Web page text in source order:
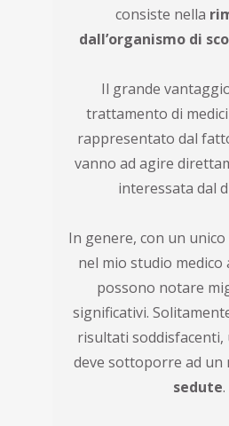
consiste nella
dall’organismo di
Il grande
trattamento di
rappresentato dal
vanno ad agire
interessata dal
In genere, con un
nel mio studio medico
possono notare
significativi.
risultati soddisfacenti,
deve sottoporre ad un
sedute.